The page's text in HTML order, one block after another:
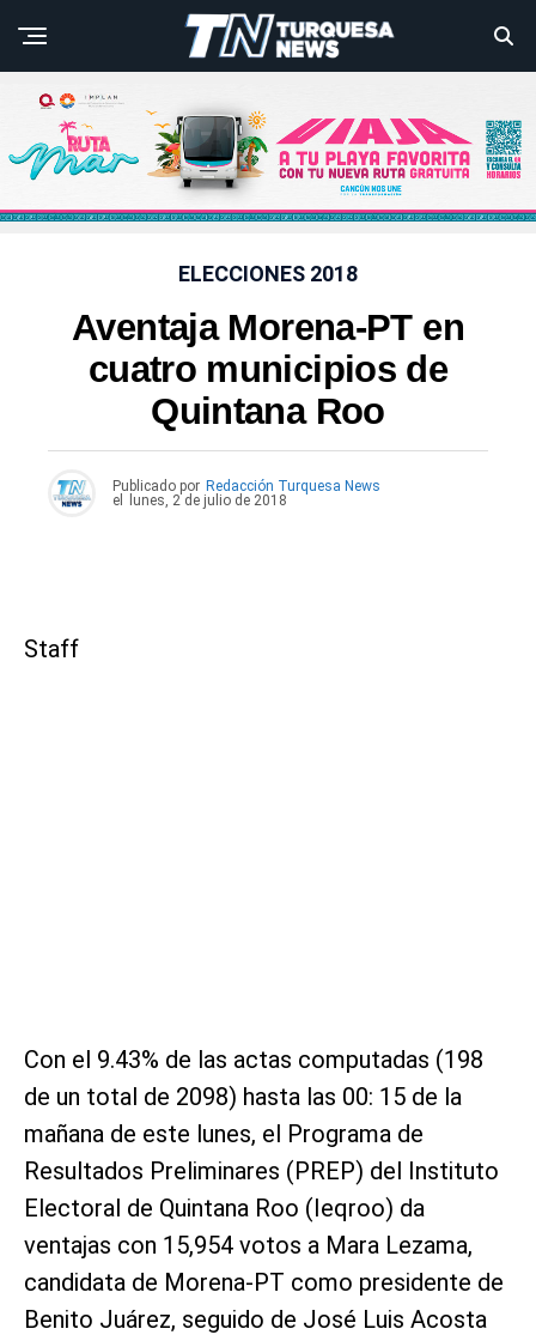
ELECCIONES 2018
Aventaja Morena-PT en
cuatro municipios de
Quintana Roo
Publicado por Redacción Turquesa News
el
lunes, 2 de julio de 2018
Staff
Con el 9.43% de las actas computadas (198
de un total de 2098) hasta las 00: 15 de la
mañana de este lunes, el Programa de
Resultados Preliminares (PREP) del Instituto
Electoral de Quintana Roo (Ieqroo) da
ventajas con 15,954 votos a Mara Lezama,
candidata de Morena-PT como presidente de
Benito Juárez, seguido de José Luis Acosta